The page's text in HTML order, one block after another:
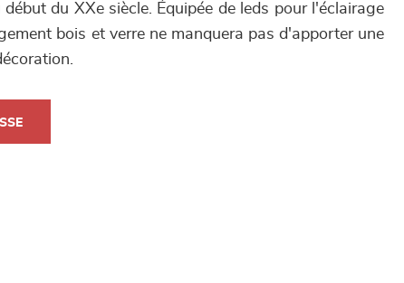
du XXe siècle. Équipée de leds pour l'éclairage
bois et verre ne manquera pas d'apporter une